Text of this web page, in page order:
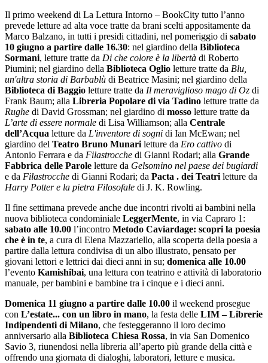
Il primo weekend di La Lettura Intorno – BookCity tutto l’anno
prevede letture ad alta voce tratte da brani scelti appositamente da
Marco Balzano, in tutti i presidi cittadini, nel pomeriggio di sabato
10 giugno a partire dalle 16.30: nel giardino della Biblioteca
Sormani, letture tratte da Di che colore è la libertà di Roberto
Piumini; nel giardino della Biblioteca Oglio letture tratte da Blu,
un'altra storia di Barbablù di Beatrice Masini; nel giardino della
Biblioteca di Baggio letture tratte da Il meraviglioso mago di Oz di
Frank Baum; alla Libreria Popolare di via Tadino letture tratte da
Rughe di David Grossman; nel giardino di mosso letture tratte da
L’arte di essere normale di Lisa Williamson; alla Centrale
dell’Acqua letture da L'inventore di sogni di Ian McEwan; nel
giardino del Teatro Bruno Munari letture da Ero cattivo di
Antonio Ferrara e da Filastrocche di Gianni Rodari; alla Grande
Fabbrica delle Parole letture da Gelsomino nel paese dei bugiardi
e da Filastrocche di Gianni Rodari; da Pacta . dei Teatri letture da
Harry Potter e la pietra Filosofale di J. K. Rowling.
Il fine settimana prevede anche due incontri rivolti ai bambini nella
nuova biblioteca condominiale LeggerMente, in via Capraro 1:
sabato alle 10.00 l’incontro Metodo Caviardage: scopri la poesia
che è in te, a cura di Elena Mazzariello, alla scoperta della poesia a
partire dalla lettura condivisa di un albo illustrato, pensato per
giovani lettori e lettrici dai dieci anni in su; domenica alle 10.00
l’evento Kamishibai, una lettura con teatrino e attività di laboratorio
manuale, per bambini e bambine tra i cinque e i dieci anni.
Domenica 11 giugno a partire dalle 10.00 il weekend prosegue
con L’estate... con un libro in mano, la festa delle LIM – Librerie
Indipendenti di Milano, che festeggeranno il loro decimo
anniversario alla Biblioteca Chiesa Rossa, in via San Domenico
Savio 3, riunendosi nella libreria all’aperto più grande della città e
offrendo una giornata di dialoghi, laboratori, letture e musica.